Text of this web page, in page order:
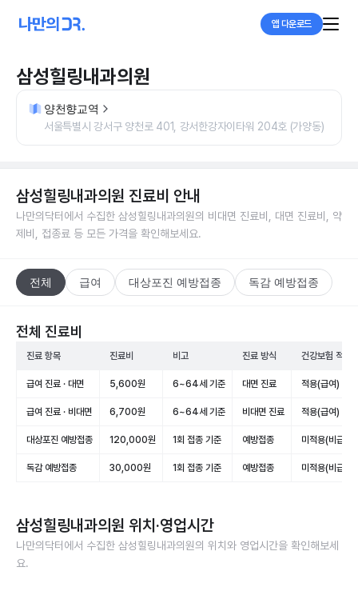
앱 다운로드
삼성힐링내과의원
양천향교역
서울특별시 강서구 양천로 401, 강서한강자이타워 204호 (가양동)
삼성힐링내과의원 진료비 안내
나만의닥터에서 수집한 삼성힐링내과의원의 비대면 진료비, 대면 진료비, 약
제비, 접종료 등 모든 가격을 확인해보세요.
전체 급여 대상포진 예방접종 독감 예방접종
전체 진료비
진료 항목 진료비 비고 진료 방식 건강보험 적용
급여 진료 · 대면 5,600원 6~64세 기준 대면 진료 적용(급여)
급여 진료 · 비대면 6,700원 6~64세 기준 비대면 진료 적용(급여)
대상포진 예방접종 120,000원 1회 접종 기준 예방접종 미적용(비급여)
독감 예방접종 30,000원 1회 접종 기준 예방접종 미적용(비급여)
삼성힐링내과의원 위치·영업시간
나만의닥터에서 수집한 삼성힐링내과의원의 위치와 영업시간을 확인해보세
요.